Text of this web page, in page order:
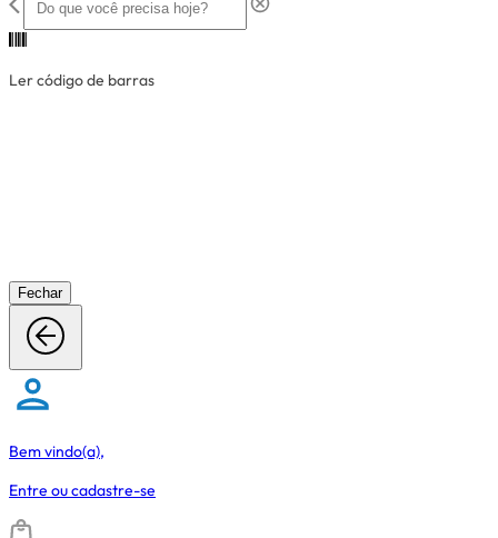
Ler código de barras
Fechar
Bem vindo(a),
Entre oucadastre-se